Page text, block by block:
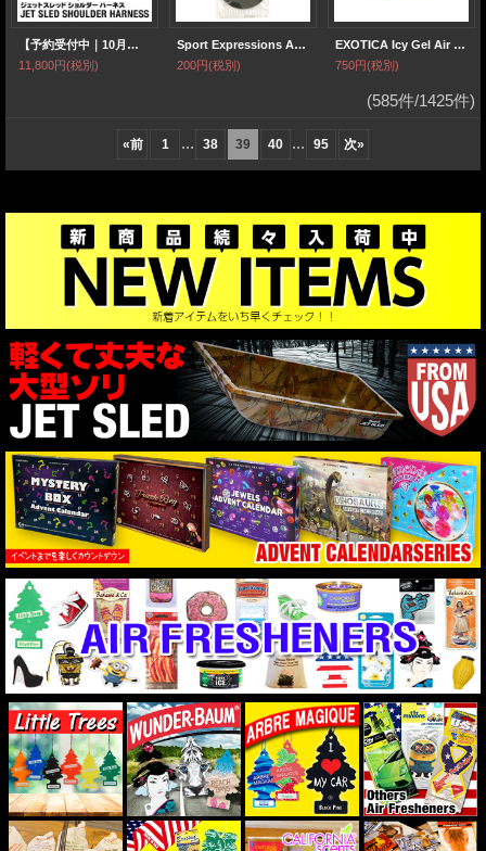
【予約受付中｜10月中旬発送】 Jet Sled Shoulder Harness
11,800円(税別)
Sport Expressions Air Freshener ( Soccer Ball )【メール便OK】
200円(税別)
EXOTICA Icy Gel Air Freshener ( Coconut )
750円(税別)
(585件/1425件)
«前 1 ... 38 39 40 ... 95 次»